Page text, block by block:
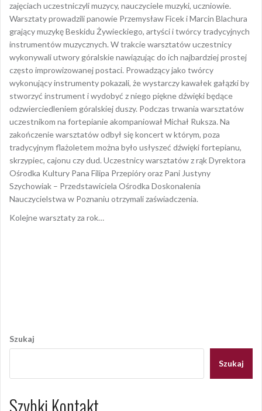
zajęciach uczestniczyli muzycy, nauczyciele muzyki, uczniowie.
Warsztaty prowadzili panowie Przemysław Ficek i Marcin Blachura
grający muzykę Beskidu Żywieckiego, artyści i twórcy tradycyjnych
instrumentów muzycznych. W trakcie warsztatów uczestnicy
wykonywali utwory góralskie nawiązując do ich najbardziej prostej
często improwizowanej postaci. Prowadzący jako twórcy
wykonujący instrumenty pokazali, że wystarczy kawałek gałązki by
stworzyć instrument i wydobyć z niego piękne dźwięki będące
odzwierciedleniem góralskiej duszy. Podczas trwania warsztatów
uczestnikom na fortepianie akompaniował Michał Ruksza. Na
zakończenie warsztatów odbył się koncert w którym, poza
tradycyjnym flażoletem można było usłyszeć dźwięki fortepianu,
skrzypiec, cajonu czy dud. Uczestnicy warsztatów z rąk Dyrektora
Ośrodka Kultury Pana Filipa Przepióry oraz Pani Justyny
Szychowiak – Przedstawiciela Ośrodka Doskonalenia
Nauczycielstwa w Poznaniu otrzymali zaświadczenia.
Kolejne warsztaty za rok…
wpisu
Szukaj
Szukaj